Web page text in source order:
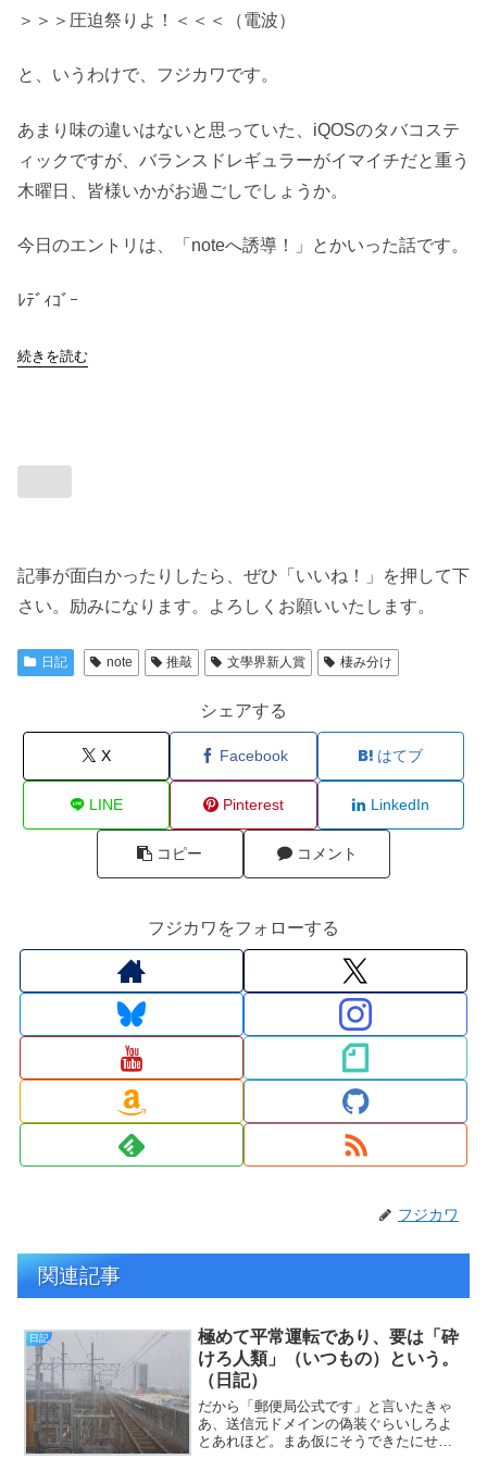
＞＞＞圧迫祭りよ！＜＜＜（電波）
と、いうわけで、フジカワです。
あまり味の違いはないと思っていた、iQOSのタバコステ
ィックですが、バランスドレギュラーがイマイチだと重う
木曜日、皆様いかがお過ごしでしょうか。
今日のエントリは、「noteへ誘導！」とかいった話です。
ﾚﾃﾞｨｺﾞｰ
続きを読む
記事が面白かったりしたら、ぜひ「いいね！」を押して下
さい。励みになります。よろしくお願いいたします。
日記 note 推敲 文學界新人賞 棲み分け
シェアする
X Facebook はてブ
LINE Pinterest LinkedIn
コピー コメント
フジカワをフォローする
フジカワ
関連記事
日記
極めて平常運転であり、要は「砕
けろ人類」（いつもの）という。
（日記）
だから「郵便局公式です」と言いたきゃ
あ、送信元ドメインの偽装ぐらいしろよ
とあれほど。まあ仮にそうできたにせ